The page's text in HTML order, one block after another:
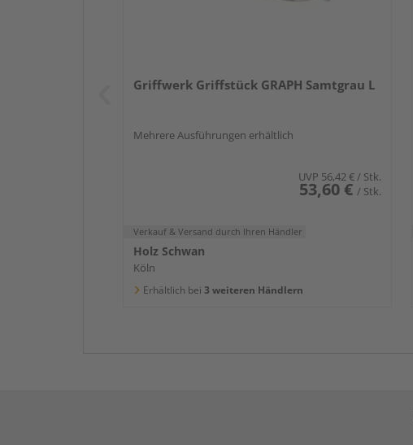
Griffwerk Griffstück GRAPH Samtgrau L
Mehrere Ausführungen erhältlich
UVP 56,42 € / Stk.
53,60 € / Stk.
Verkauf & Versand durch Ihren Händler
Holz Schwan
Köln
Erhältlich bei 3 weiteren Händlern